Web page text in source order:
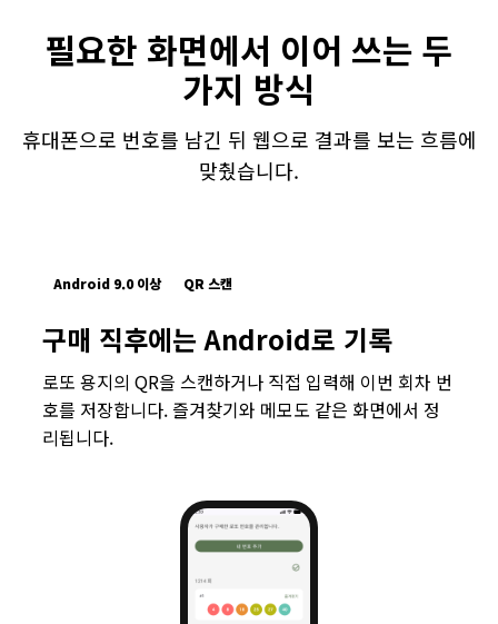
필요한 화면에서 이어 쓰는 두
가지 방식
휴대폰으로 번호를 남긴 뒤 웹으로 결과를 보는 흐름에
맞췄습니다.
Android 9.0 이상 QR 스캔
구매 직후에는 Android로 기록
로또 용지의 QR을 스캔하거나 직접 입력해 이번 회차 번
호를 저장합니다. 즐겨찾기와 메모도 같은 화면에서 정
리됩니다.